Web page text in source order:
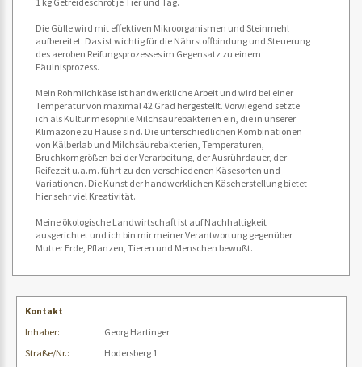
Die Gülle wird mit effektiven Mikroorganismen und Steinmehl
aufbereitet. Das ist wichtig für die Nährstoffbindung und Steuerung
des aeroben Reifungsprozesses im Gegensatz zu einem
Fäulnisprozess.
Mein Rohmilchkäse ist handwerkliche Arbeit und wird bei einer
Temperatur von maximal 42 Grad hergestellt. Vorwiegend setzte
ich als Kultur mesophile Milchsäurebakterien ein, die in unserer
Klimazone zu Hause sind. Die unterschiedlichen Kombinationen
von Kälberlab und Milchsäurebakterien, Temperaturen,
Bruchkorngrößen bei der Verarbeitung, der Ausrührdauer, der
Reifezeit u.a.m. führt zu den verschiedenen Käsesorten und
Variationen. Die Kunst der handwerklichen Käseherstellung bietet
hier sehr viel Kreativität.
Meine ökologische Landwirtschaft ist auf Nachhaltigkeit
ausgerichtet und ich bin mir meiner Verantwortung gegenüber
Mutter Erde, Pflanzen, Tieren und Menschen bewußt.
Kontakt
Inhaber:
Georg Hartinger
Straße/Nr.:
Hodersberg 1